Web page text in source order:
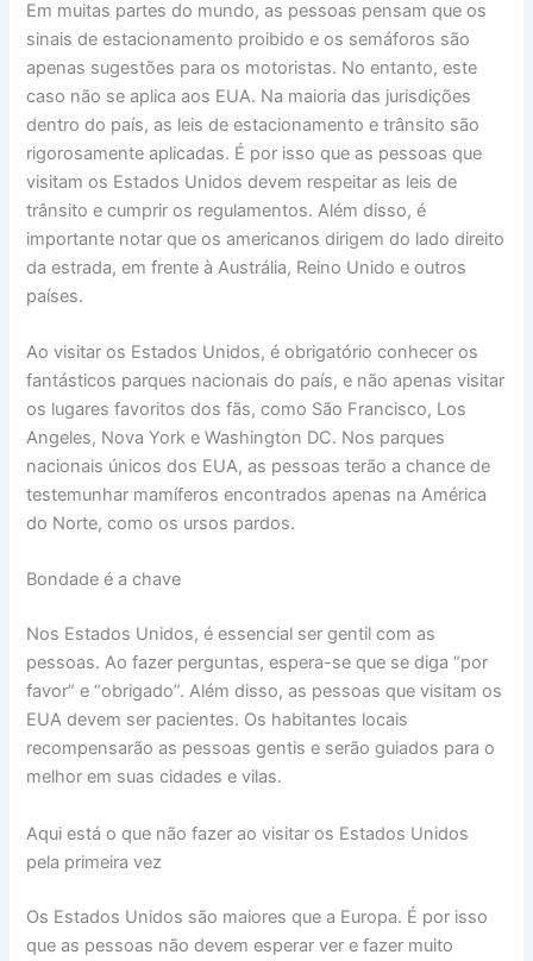
Em muitas partes do mundo, as pessoas pensam que os
sinais de estacionamento proibido e os semáforos são
apenas sugestões para os motoristas. No entanto, este
caso não se aplica aos EUA. Na maioria das jurisdições
dentro do país, as leis de estacionamento e trânsito são
rigorosamente aplicadas. É por isso que as pessoas que
visitam os Estados Unidos devem respeitar as leis de
trânsito e cumprir os regulamentos. Além disso, é
importante notar que os americanos dirigem do lado direito
da estrada, em frente à Austrália, Reino Unido e outros
países.
Ao visitar os Estados Unidos, é obrigatório conhecer os
fantásticos parques nacionais do país, e não apenas visitar
os lugares favoritos dos fãs, como São Francisco, Los
Angeles, Nova York e Washington DC. Nos parques
nacionais únicos dos EUA, as pessoas terão a chance de
testemunhar mamíferos encontrados apenas na América
do Norte, como os ursos pardos.
Bondade é a chave
Nos Estados Unidos, é essencial ser gentil com as
pessoas. Ao fazer perguntas, espera-se que se diga “por
favor” e “obrigado”. Além disso, as pessoas que visitam os
EUA devem ser pacientes. Os habitantes locais
recompensarão as pessoas gentis e serão guiados para o
melhor em suas cidades e vilas.
Aqui está o que não fazer ao visitar os Estados Unidos
pela primeira vez
Os Estados Unidos são maiores que a Europa. É por isso
que as pessoas não devem esperar ver e fazer muito